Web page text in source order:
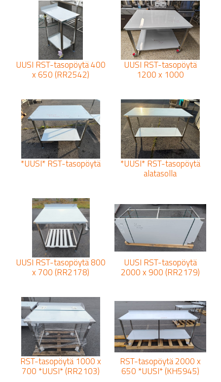
UUSI RST-tasopöytä 400
x 650 (RR2542)
UUSI RST-tasopöytä
1200 x 1000
*UUSI* RST-tasopöytä *UUSI* RST-tasopöytä
alatasolla
UUSI RST-tasopöytä 800
x 700 (RR2178)
UUSI RST-tasopöytä
2000 x 900 (RR2179)
RST-tasopöytä 1000 x
700 *UUSI* (RR2103)
RST-tasopöytä 2000 x
650 *UUSI* (KH5945)